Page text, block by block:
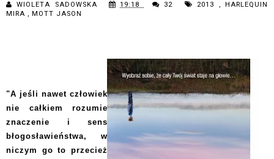
WIOLETA SADOWSKA 19:18 32 2013 ,
HARLEQUIN
MIRA , MOTT JASON
"A jeśli nawet człowiek
nie całkiem rozumie
znaczenie i sens
błogosławieństwa, w
niczym go to przecież